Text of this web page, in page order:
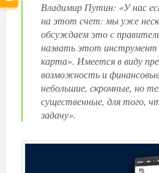
Владимир Путин: «У нас
на этот счет: мы уже
обсуждаем это с
назвать этот инструмент
карта». Имеется в виду
возможность и
небольшие, скромные, но
существенные, для того,
задачу».